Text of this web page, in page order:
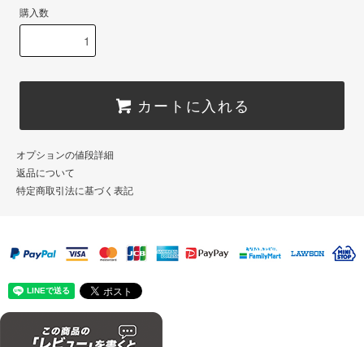
購入数
カートに入れる
オプションの値段詳細
返品について
特定商取引法に基づく表記